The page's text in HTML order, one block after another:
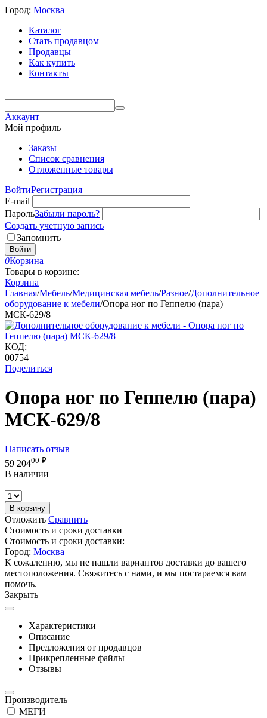
Город: Москва
Каталог
Стать продавцом
Продавцы
Как купить
Контакты
Аккаунт
Мой профиль
Заказы
Список сравнения
Отложенные товары
ВойтиРегистрация
E-mail
ПарольЗабыли пароль?
Создать учетную запись
Запомнить
Войти
0Корзина
Товары в корзине:
Корзина
Главная/Мебель/Медицинская мебель/Разное/Дополнительное
оборудование к мебели/Опора ног по Геппелю (пара)
МСК-629/8
КОД:
00754
Поделиться
Опора ног по Геппелю (пара)
МСК-629/8
Написать отзыв
59 20400 ₽
В наличии
В корзину
Отложить Сравнить
Стоимость и сроки доставки
Стоимость и сроки доставки:
Город: Москва
К сожалению, мы не нашли вариантов доставки до вашего
местоположения. Свяжитесь с нами, и мы постараемся вам
помочь.
Закрыть
Характеристики
Описание
Предложения от продавцов
Прикрепленные файлы
Отзывы
Производитель
МЕГИ